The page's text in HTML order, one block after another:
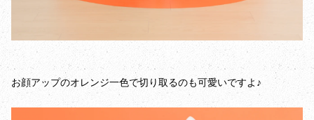
お顔アップのオレンジ一色で切り取るのも可愛いですよ♪